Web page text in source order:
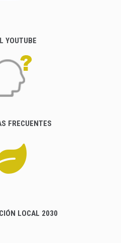
YOUTUBE
FRECUENTES
LOCAL 2030